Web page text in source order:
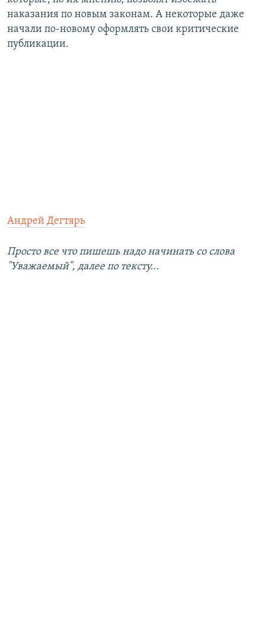
наказания по новым законам. А некоторые даже
начали по-новому оформлять свои критические
публикации.
Андрей Дегтярь
Просто все что пишешь надо начинать со слова
"Уважаемый", далее по тексту...